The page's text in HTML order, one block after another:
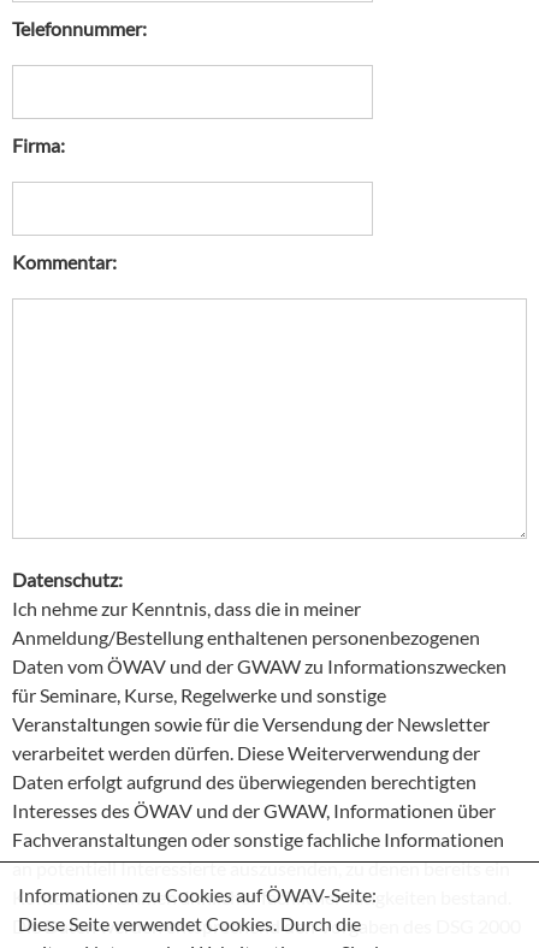
Telefonnummer:
Firma:
Kommentar:
Datenschutz:
Ich nehme zur Kenntnis, dass die in meiner
Anmeldung/Bestellung enthaltenen personenbezogenen
Daten vom ÖWAV und der GWAW zu Informationszwecken
für Seminare, Kurse, Regelwerke und sonstige
Veranstaltungen sowie für die Versendung der Newsletter
verarbeitet werden dürfen. Diese Weiterverwendung der
Daten erfolgt aufgrund des überwiegenden berechtigten
Interesses des ÖWAV und der GWAW, Informationen über
Fachveranstaltungen oder sonstige fachliche Informationen
an potentiell Interessierte auszusenden, zu denen bereits ein
Kontakt im Rahmen ähnlicher fachlicher Tätigkeiten bestand.
Die Daten werden entsprechend den Vorgaben des DSG 2000
Informationen zu Cookies auf ÖWAV-Seite:
Diese Seite verwendet Cookies. Durch die